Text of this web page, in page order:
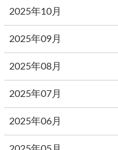
2025年10月
2025年09月
2025年08月
2025年07月
2025年06月